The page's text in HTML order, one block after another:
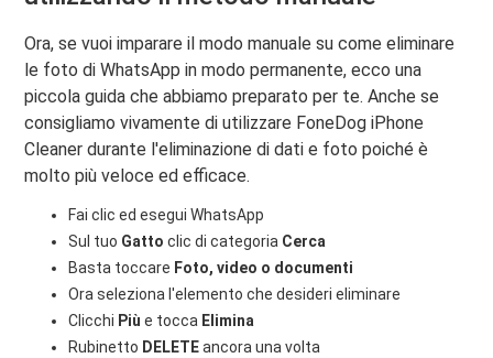
Ora, se vuoi imparare il modo manuale su come eliminare
le foto di WhatsApp in modo permanente, ecco una
piccola guida che abbiamo preparato per te. Anche se
consigliamo vivamente di utilizzare FoneDog iPhone
Cleaner durante l'eliminazione di dati e foto poiché è
molto più veloce ed efficace.
Fai clic ed esegui WhatsApp
Sul tuo Gattoclic di categoria Cerca
Basta toccare Foto, video o documenti
Ora seleziona l'elemento che desideri eliminare
Clicchi Più e tocca Elimina
Rubinetto DELETEancora una volta